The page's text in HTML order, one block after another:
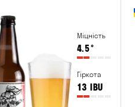
Міцність
4.5°
Гіркота
13 IBU